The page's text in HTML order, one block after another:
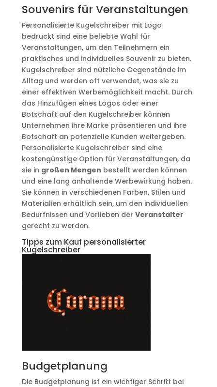
Souvenirs für Veranstaltungen
Personalisierte Kugelschreiber mit Logo
bedruckt sind eine beliebte Wahl für
Veranstaltungen, um den Teilnehmern ein
praktisches und individuelles Souvenir zu bieten.
Kugelschreiber sind nützliche Gegenstände im
Alltag und werden oft verwendet, was sie zu
einer effektiven Werbemöglichkeit macht. Durch
das Hinzufügen eines Logos oder einer
Botschaft auf den Kugelschreiber können
Unternehmen ihre Marke präsentieren und ihre
Botschaft an potenzielle Kunden weitergeben.
Personalisierte Kugelschreiber sind eine
kostengünstige Option für Veranstaltungen, da
sie in großen Mengen bestellt werden können
und eine lang anhaltende Werbewirkung haben.
Sie können in verschiedenen Farben, Stilen und
Materialien erhältlich sein, um den individuellen
Bedürfnissen und Vorlieben der Veranstalter
gerecht zu werden.
Tipps zum Kauf personalisierter
Kugelschreiber
Budgetplanung
Die Budgetplanung ist ein wichtiger Schritt bei